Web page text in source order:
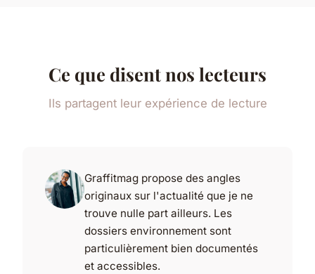
Ce que disent nos lecteurs
Ils partagent leur expérience de lecture
Graffitmag propose des angles
originaux sur l'actualité que je ne
trouve nulle part ailleurs. Les
dossiers environnement sont
particulièrement bien documentés
et accessibles.